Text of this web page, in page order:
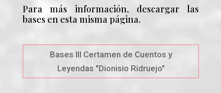
Para más información, descargar las
bases en esta misma página.
Bases III Certamen de Cuentos y
Leyendas "Dionisio Ridruejo"